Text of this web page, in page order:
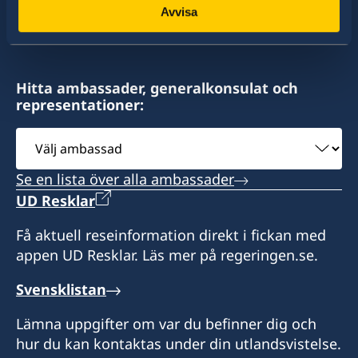
Avvisa
295 Devonshire Street, 2nd floor
Boston, MA 02110
Distrikt: Massachusetts, Maine, New
Hampshire, Rhode Island och Vermont.
Besök enligt överenskommelse genom
tidsbokning.
c/o World Affairs Council of Philadelphia
Philadelphia, PA 19103
Ring eller skicka e-post för att boka tid.
Distrikt: Pennsylvania
av drygt 100 utlandsmyndigheter.
Hitta ambassader, generalkonsulat och
representationer:
Välj
ambassad
Se en lista över alla ambassader
UD Resklar
Få aktuell reseinformation direkt i fickan med
appen UD Resklar. Läs mer på regeringen.se.
Svensklistan
Lämna uppgifter om var du befinner dig och
hur du kan kontaktas under din utlandsvistelse.